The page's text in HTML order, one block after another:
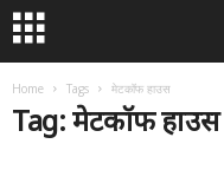
Home Tags मेटकॉफ हाउस
Tag: मेटकॉफ हाउस